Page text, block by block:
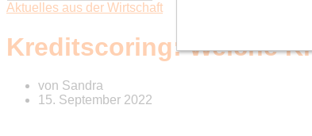
Aktuelles aus der Wirtschaft
Kreditscoring: Welche
von Sandra
15. September 2022